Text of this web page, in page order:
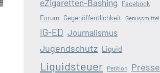
eZigaretten-Bashing Facebook
Forum Gegenöffentlichkeit Genussmittel
IG-ED Journalismus
Jugendschutz Liquid
Liquidsteuer Petition Presse